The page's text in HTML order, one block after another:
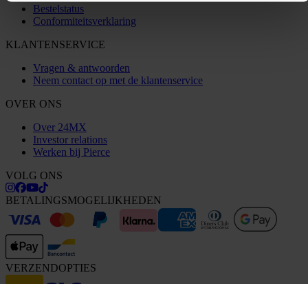
Bestelstatus
Conformiteitsverklaring
KLANTENSERVICE
Vragen & antwoorden
Neem contact op met de klantenservice
OVER ONS
Over 24MX
Investor relations
Werken bij Pierce
VOLG ONS
BETALINGSMOGELIJKHEDEN
VERZENDOPTIES